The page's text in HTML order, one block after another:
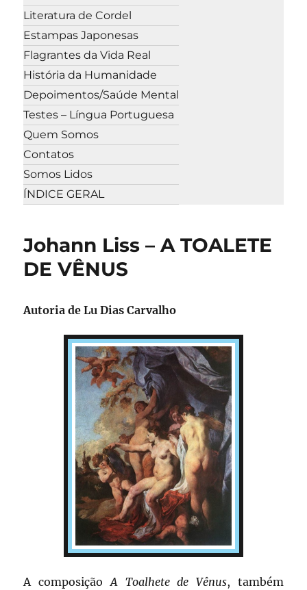
Literatura de Cordel
Estampas Japonesas
Flagrantes da Vida Real
História da Humanidade
Depoimentos/Saúde Mental
Testes – Língua Portuguesa
Quem Somos
Contatos
Somos Lidos
ÍNDICE GERAL
Johann Liss – A TOALETE
DE VÊNUS
Autoria de Lu Dias Carvalho
A composiçãoA Toalhete de Vênus, também